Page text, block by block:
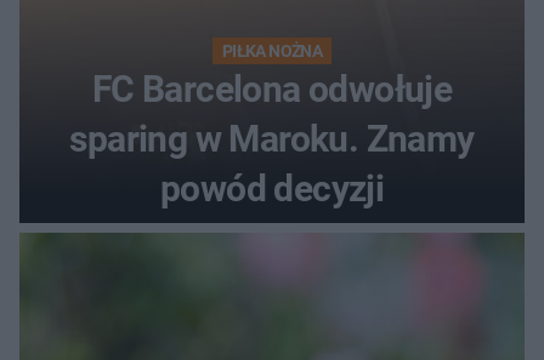
PIŁKA NOŻNA
FC Barcelona odwołuje
sparing w Maroku. Znamy
powód decyzji